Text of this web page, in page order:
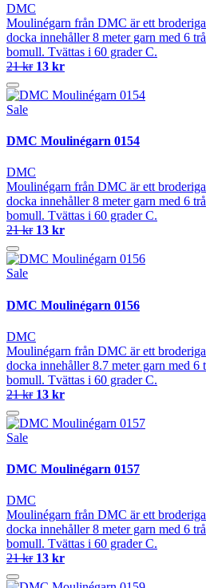
DMC
Moulinégarn från DMC är ett
docka innehåller 8 meter garn med 6
bomull. Tvättas i 60 grader C.
21 kr 13 kr
Sale
DMC Moulinégarn 0154
DMC
Moulinégarn från DMC är ett
docka innehåller 8 meter garn med 6
bomull. Tvättas i 60 grader C.
21 kr 13 kr
Sale
DMC Moulinégarn 0156
DMC
Moulinégarn från DMC är ett
docka innehåller 8.7 meter garn med 6
bomull. Tvättas i 60 grader C.
21 kr 13 kr
Sale
DMC Moulinégarn 0157
DMC
Moulinégarn från DMC är ett
docka innehåller 8 meter garn med 6
bomull. Tvättas i 60 grader C.
21 kr 13 kr